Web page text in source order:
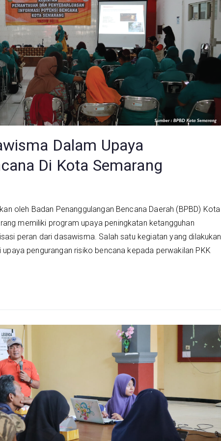
Dalam Upaya
Di Kota Semarang
oleh Badan Penanggulangan Bencana Daerah (BPBD) Kota
memiliki program upaya peningkatan ketangguhan
peran dari dasawisma. Salah satu kegiatan yang dilakukan
pengurangan risiko bencana kepada perwakilan PKK